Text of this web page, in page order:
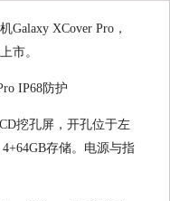
XCover Pro，
市。
挖孔屏，开孔位于左
存储。电源与指